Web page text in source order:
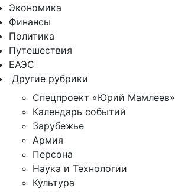
Экономика
Финансы
Политика
Путешествия
ЕАЭС
Другие рубрики
Спецпроект «Юрий Мамлеев»
Календарь событий
Зарубежье
Армия
Персона
Наука и Технологии
Культура